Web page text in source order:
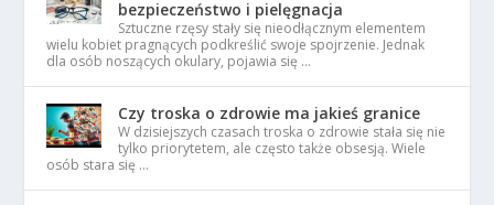
bezpieczeństwo i pielęgnacja
Sztuczne rzęsy stały się nieodłącznym elementem
wielu kobiet pragnących podkreślić swoje spojrzenie. Jednak
dla osób noszących okulary, pojawia się …
Czy troska o zdrowie ma jakieś granice
W dzisiejszych czasach troska o zdrowie stała się nie
tylko priorytetem, ale często także obsesją. Wiele
osób stara się …